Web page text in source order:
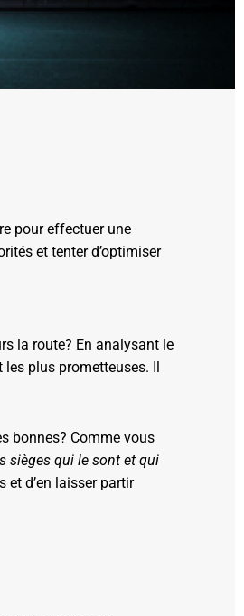
pour effectuer une
et tenter d’optimiser
la route? En analysant le
les plus prometteuses. Il
bonnes? Comme vous
sièges qui le sont et qui
et d’en laisser partir